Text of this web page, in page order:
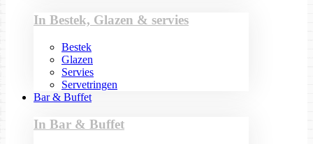
In Bestek, Glazen & servies
Bestek
Glazen
Servies
Servetringen
Bar & Buffet
In Bar & Buffet